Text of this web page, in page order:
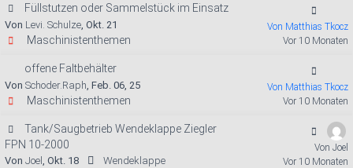
Füllstutzen oder Sammelstück im Einsatz
Von Levi. Schulze , Okt. 21
Maschinistenthemen
Von Matthias Tkocz
Vor 10 Monaten
offene Faltbehälter
Von Schoder.Raph , Feb. 06, 25
Maschinistenthemen
Von Matthias Tkocz
Vor 10 Monaten
Tank/Saugbetrieb Wendeklappe Ziegler
FPN 10-2000
Von Joel , Okt. 18 Wendeklappe
Von Joel
Vor 10 Monaten